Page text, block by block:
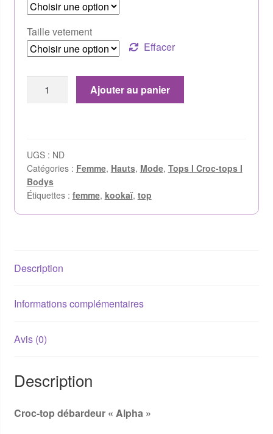
Taille vetement
Effacer
Ajouter au panier
UGS : ND
Catégories : Femme, Hauts, Mode, Tops I Croc-tops I
Bodys
Étiquettes : femme, kookaï, top
Description
Informations complémentaires
Avis (0)
Description
Croc-top débardeur « Alpha »